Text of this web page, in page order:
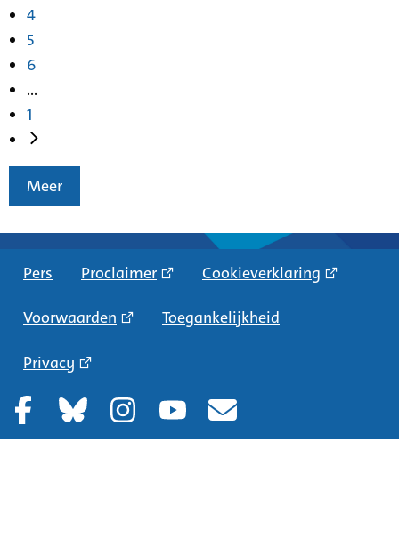
4
5
6
...
1
Meer
Pers Proclaimer Cookieverklaring
Voorwaarden Toegankelijkheid
Privacy